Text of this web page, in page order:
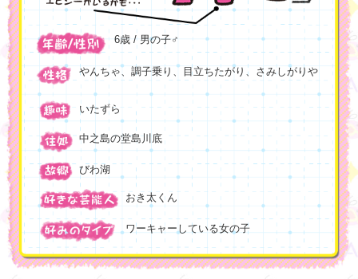
6歳 / 男の子♂
やんちゃ、調子乗り、目立ちたがり、さみしがりや
いたずら
中之島の堂島川底
びわ湖
おき太くん
ワーキャーしている女の子